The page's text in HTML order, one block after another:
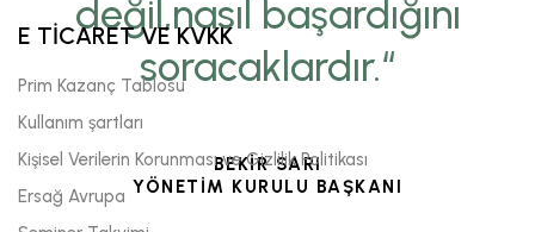
değil,nasıl başardığını
soracaklardır.“
BEKİR SARI
YÖNETİM KURULU BAŞKANI
E TİCARET VE KVKK
Prim Kazanç Tablosu
Kullanım şartları
Kişisel Verilerin Korunması ve Gizlilik Politikası
Ersağ Avrupa